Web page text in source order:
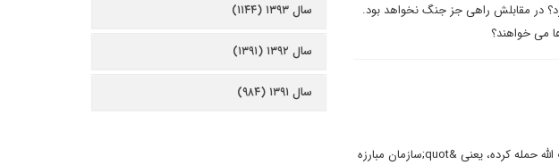
در مقابلش راهی جز جنگ نخواهد بود.
می خواهند؟
صابر گلعنبری در یادداشتی می نویسد: ماهیت تشکیلات دولتی که به مقر کتائب حزب الله حمله کرده، یعنی &quot;سازمان مبارزه
سال ۱۳۹۳ (۱۱۴۴)
سال ۱۳۹۲ (۱۳۹۱)
سال ۱۳۹۱ (۹۸۴)